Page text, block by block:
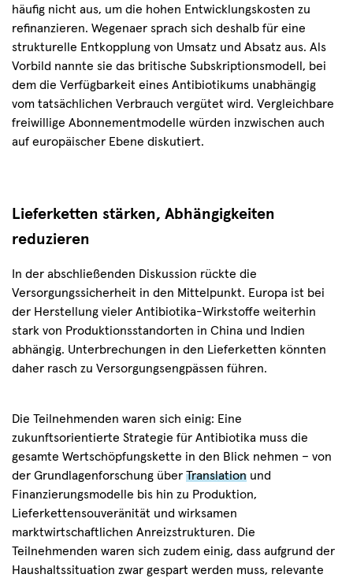
häufig nicht aus, um die hohen Entwicklungskosten zu
refinanzieren. Wegenaer sprach sich deshalb für eine
strukturelle Entkopplung von Umsatz und Absatz aus. Als
Vorbild nannte sie das britische Subskriptionsmodell, bei
dem die Verfügbarkeit eines Antibiotikums unabhängig
vom tatsächlichen Verbrauch vergütet wird. Vergleichbare
freiwillige Abonnementmodelle würden inzwischen auch
auf europäischer Ebene diskutiert.
Lieferketten stärken, Abhängigkeiten
reduzieren
In der abschließenden Diskussion rückte die
Versorgungssicherheit in den Mittelpunkt. Europa ist bei
der Herstellung vieler Antibiotika-Wirkstoffe weiterhin
stark von Produktionsstandorten in China und Indien
abhängig. Unterbrechungen in den Lieferketten könnten
daher rasch zu Versorgungsengpässen führen.
Die Teilnehmenden waren sich einig: Eine
zukunftsorientierte Strategie für Antibiotika muss die
gesamte Wertschöpfungskette in den Blick nehmen – von
der Grundlagenforschung über Translation und
Finanzierungsmodelle bis hin zu Produktion,
Lieferkettensouveränität und wirksamen
marktwirtschaftlichen Anreizstrukturen. Die
Teilnehmenden waren sich zudem einig, dass aufgrund der
Haushaltssituation zwar gespart werden muss, relevante